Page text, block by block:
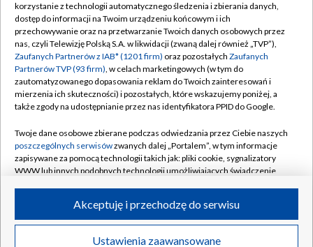
TVP
Abonament TVP
Emisja w TVP
Centrum informacji TVP
Naziemna Telewizja Cyfrowa
Rada Programowa
System NOS
Informacje o nadawcy
Program dla prasy
Regulamin TVP
Polityka prywatności
Moje zgody
Pomoc
Kontakt
Kanały
©2026 Telewizja Polska S.A. w likwidacji
korzystanie z technologii automatycznego śledzenia i zbierania danych,
dostęp do informacji na Twoim urządzeniu końcowym i ich
przechowywanie oraz na przetwarzanie Twoich danych osobowych przez
nas, czyli Telewizję Polską S.A. w likwidacji (zwaną dalej również „TVP”),
Zaufanych Partnerów z IAB* (1201 firm) oraz pozostałych Zaufanych
Partnerów TVP (93 firm), w celach marketingowych (w tym do
zautomatyzowanego dopasowania reklam do Twoich zainteresowań i
mierzenia ich skuteczności) i pozostałych, które wskazujemy poniżej, a
także zgody na udostępnianie przez nas identyfikatora PPID do Google.
Twoje dane osobowe zbierane podczas odwiedzania przez Ciebie naszych
poszczególnych serwisówzwanych dalej „Portalem”, w tym informacje
zapisywane za pomocą technologii takich jak: pliki cookie, sygnalizatory
WWW lub innych podobnych technologii umożliwiających świadczenie
ruchu w Internecie.
Twoje dane osobowe zbierane podczas odwiedzania przez Ciebie
Ustawienia zaawansowane
Akceptuję i przechodzę do serwisu